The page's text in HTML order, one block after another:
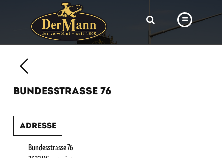
BÄCKEREI
BUNDESSTRASSE 76
Adresse
Bundesstrasse 76